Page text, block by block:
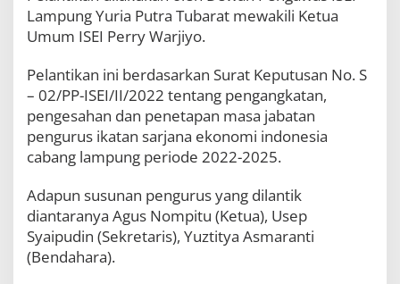
2
5
l
a
n
t
i
k
r
.
G
Lampung Yuria Putra Tubarat mewakili Ketua
Umum ISEI Perry Warjiyo.
Pelantikan ini berdasarkan Surat Keputusan No. S
– 02/PP-ISEI/II/2022 tentang pengangkatan,
pengesahan dan penetapan masa jabatan
pengurus ikatan sarjana ekonomi indonesia
cabang lampung periode 2022-2025.
Adapun susunan pengurus yang dilantik
diantaranya Agus Nompitu (Ketua), Usep
Syaipudin (Sekretaris), Yuztitya Asmaranti
(Bendahara).